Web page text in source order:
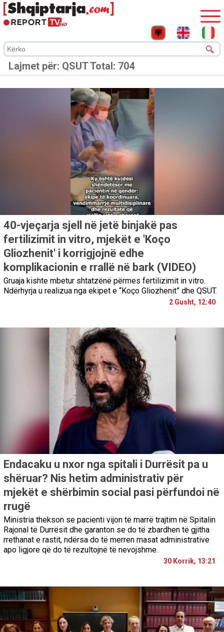
Lajmet për: QSUTTotal: 704
40-vjeçarja sjell në jetë binjakë pas
fertilizimit in vitro, mjekët e 'Koço
Gliozhenit' i korrigjojnë edhe
komplikacionin e rrallë në bark (VIDEO)
Gruaja kishte mbetur shtatzënë përmes fertilizimit in vitro.
Ndërhyrja u realizua nga ekipet e “Koço Gliozhenit” dhe QSUT.
2 Gusht, 12:40
Endacaku u nxor nga spitali i Durrësit pa u
shëruar? Nis hetim administrativ për
mjekët e shërbimin social pasi përfundoi në
rrugë
Ministria thekson se pacienti vijon të marrë trajtim në Spitalin
Rajonal të Durrësit dhe garanton se do të zbardhen të gjitha
rrethanat e rastit, ndërsa do të merren masat administrative
apo ligjore që do të rezultojnë të nevojshme.
30 Korrik, 13:21